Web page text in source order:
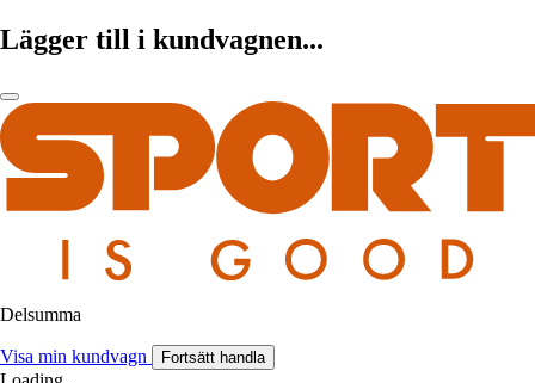
Lägger till i kundvagnen...
Delsumma
Visa min kundvagn Fortsätt handla